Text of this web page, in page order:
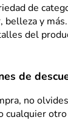
de
belleza y
del
de
no
cualquier